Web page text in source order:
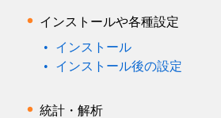
インストールや各種設定
インストール
インストール後の設定
統計・解析